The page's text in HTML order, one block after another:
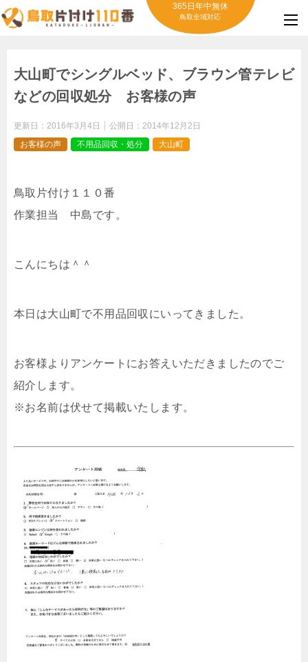
365日年中無休
鳥取全域対応
大山町でシングルベッド、ブラウン管テレビ
などの回収処分 お客様の声
更新日： 2016年3月4日 公開日： 2014年12月2日
お客様の声
不用品回収・処分 大山町
鳥取片付け１１０番
作業担当 中島です。
こんにちは＾＾
本日は大山町で不用品回収にいってきました。
お客様よりアンケートにお答えいただきましたのでご
紹介します。
※お名前は伏せて掲載いたします。